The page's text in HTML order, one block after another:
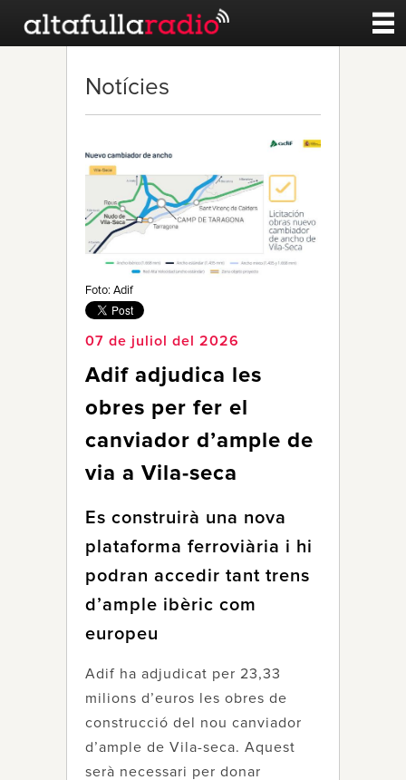
Esports
Noticies
Notícies
Foto: Adif
07 de juliol del 2026
Adif adjudica les
obres per fer el
canviador d’ample de
via a Vila-seca
Es construirà una nova
plataforma ferroviària i hi
podran accedir tant trens
d’ample ibèric com
europeu
Adif ha adjudicat per 23,33
milions d’euros les obres de
construcció del nou canviador
d’ample de Vila-seca. Aquest
serà necessari per donar